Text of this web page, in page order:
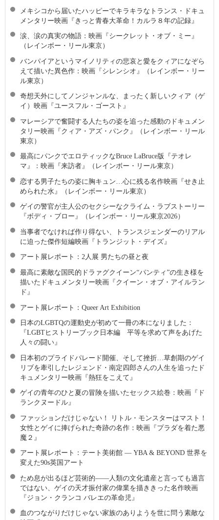
メキシコから届いたハッピーでキラキラなトランス・ドキュ
メンタリー映画『きっと青春大革命！カルラ８年の記録』
涙、涙の真実の物語：映画『シークレット・オブ・ミー』
（レインボー・リール東京）
バンパイアというマイノリティの悲哀と愛をクィアになぞら
えて描いた異色作：映画『シレンシオ』（レインボー・リー
ル東京）
奇想天外にしてノンジャンルな、まったく新しいクィア（ゲ
イ）映画『ユースフル・ゴースト』
マレーシアで奮闘する人たちの姿を追った感動のドキュメン
タリー映画『クィア・アズ・パンク』（レインボー・リール
東京）
最高にパンクでエロティックなBruce LaBruce版『テオレ
マ』：映画『来訪者』（レインボー・リール東京）
恋する男子たちの姿に胸キュン…心に残る名作映画『せき止
められた水』（レインボー・リール東京）
ゲイの警官が主人公のセクシーなクライム・ラブストーリー
『ボディ・ブロー』（レインボー・リール東京2026）
当事者でなければ作り得ない、トランスジェンダーのリアル
に迫った傑作短編映画『トランジット・デイズ』
アート展レポート：2人展 男たちの昼と夜
最高に素敵な国⺠的ドラァグクイーン“パンティ”の生き様を
描いたドキュメンタリー映画『クイーン・オブ・アイルラン
ド』
アート展レポート：Queer Art Exhibition
日本のLGBTQの運動史が初めて一冊の本になりました：
『LGBTヒストリーブック日本編 平等を求めて声をあげた
人々の闘い』
日本初のプライドパレード開催、そして挫折…草創期のゲイ
リブを牽引したレジェンド・南定四郎さんの人生を追ったド
キュメンタリー映画『熱狂をこえて』
ゲイの青年のひと夏の冒険を描いたセックス絵巻：映画『ド
ランクヌードル』
ファッションだけじゃない！ リトル・モンスターはマスト！
女性とゲイに捧げられた奇跡の名作：映画『プラダを着た悪
魔２』
アート展レポート：テート美術館 ― YBA & BEYOND 世界を
変えた90s英国アート
ため息が出るほど芸術的――人類の文化遺産と言っても過言
ではない、ゲイの天才振付家の偉業を描ききった名作映画
『ジョン・クランコ バレエの革命児』
血のつながりだけじゃない家族のありようを世に問う素敵な